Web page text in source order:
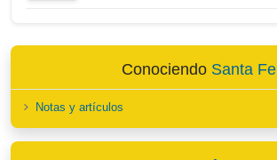
Conociendo Santa Fe
Notas y artículos